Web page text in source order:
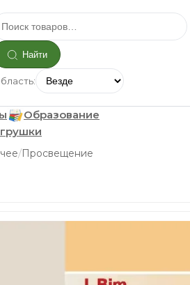
Найти
Образование
/Просвещение